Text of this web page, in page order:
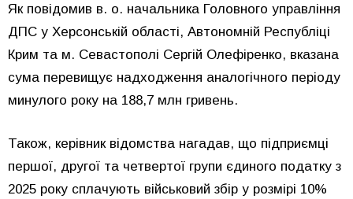
Як повідомив в. о. начальника Головного управління
ДПС у Херсонській області, Автономній Республіці
Крим та м. Севастополі Сергій Олефіренко, вказана
сума перевищує надходження аналогічного періоду
минулого року на 188,7 млн гривень.
Також, керівник відомства нагадав, що підприємці
першої, другої та четвертої групи єдиного податку з
2025 року сплачують військовий збір у розмірі 10%